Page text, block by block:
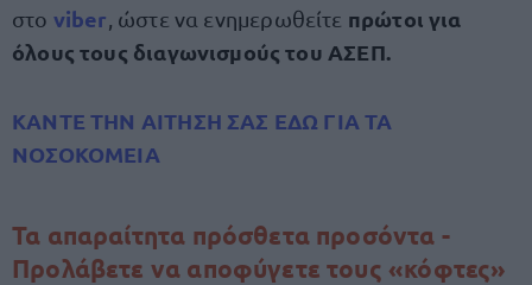
στο viber , ώστε να ενημερωθείτε πρώτοι για
όλους τους διαγωνισμούς του ΑΣΕΠ.
ΚΑΝΤΕ ΤΗΝ ΑΙΤΗΣΗ ΣΑΣ ΕΔΩ ΓΙΑ ΤΑ
ΝΟΣΟΚΟΜΕΙΑ
Τα απαραίτητα πρόσθετα προσόντα -
Προλάβετε να αποφύγετε τους «κόφτες»